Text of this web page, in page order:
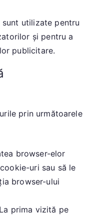
utilizate pentru
și pentru a
publicitare.
prin următoarele
browser-elor
uri sau să le
browser-ului
prima vizită pe